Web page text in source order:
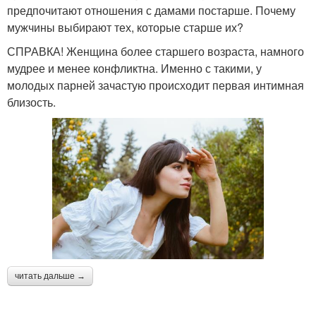
предпочитают отношения с дамами постарше. Почему
мужчины выбирают тех, которые старше их?
СПРАВКА! Женщина более старшего возраста, намного
мудрее и менее конфликтна. Именно с такими, у
молодых парней зачастую происходит первая интимная
близость.
читать дальше →